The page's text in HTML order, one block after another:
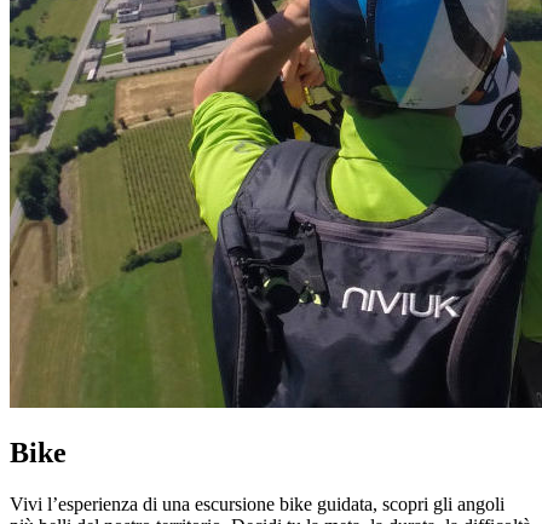
Bike
Vivi l’esperienza di una escursione bike guidata, scopri gli angoli